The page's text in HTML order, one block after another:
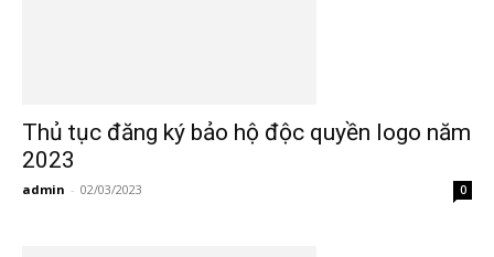
Thủ tục đăng ký bảo hộ độc quyền logo năm
2023
admin - 02/03/2023 0